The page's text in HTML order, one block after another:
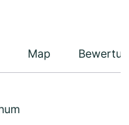
Map